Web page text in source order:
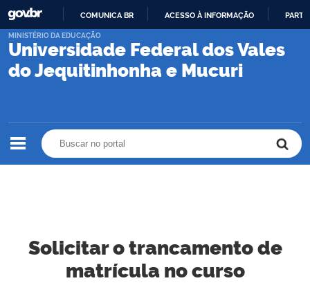
PARA
CONTEÚDO
COMUNICA BR ACESSO À INFORMAÇÃO
Universidade Federal dos Vales
do Jequitinhonha e Mucuri
MINISTÉRIO DA EDUCAÇÃO
Solicitar o trancamento de
matrícula no curso